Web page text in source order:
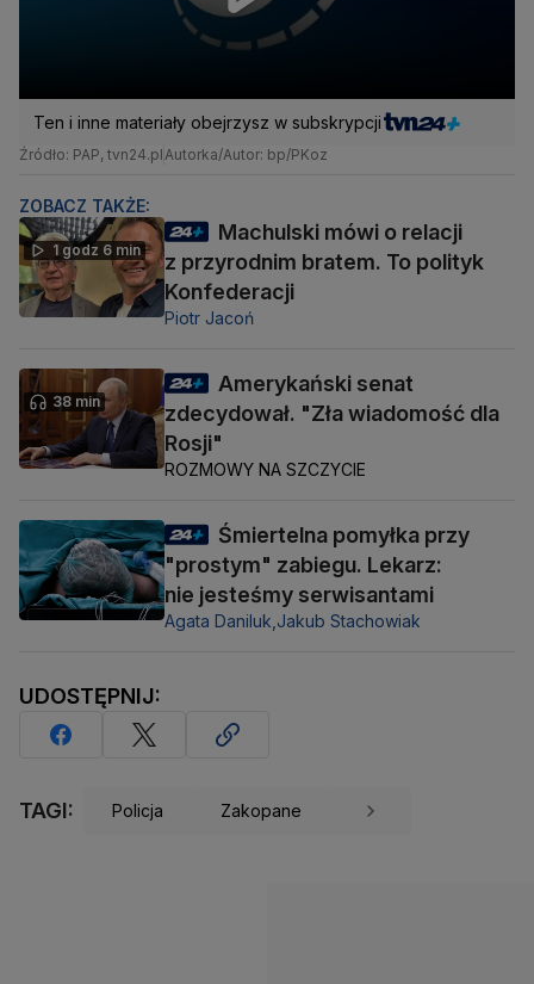
Ten i inne materiały obejrzysz w subskrypcji
Źródło: PAP, tvn24.pl Autorka/Autor: bp/PKoz
ZOBACZ TAKŻE:
1 godz 6 min
Machulski mówi o relacji
z przyrodnim bratem. To polityk
Konfederacji
Piotr Jacoń
38 min
Amerykański senat
zdecydował. "Zła wiadomość dla
Rosji"
ROZMOWY NA SZCZYCIE
Śmiertelna pomyłka przy
"prostym" zabiegu. Lekarz:
nie jesteśmy serwisantami
Agata Daniluk, Jakub Stachowiak
UDOSTĘPNIJ:
TAGI: Policja Zakopane